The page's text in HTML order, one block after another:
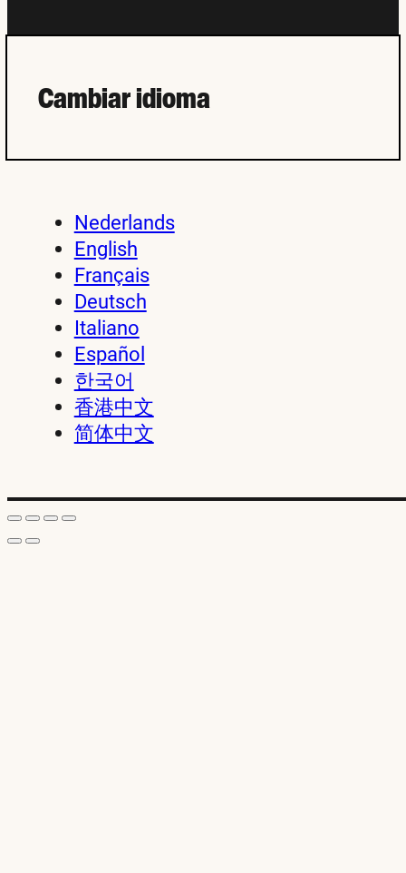
Cambiar idioma
Nederlands
English
Français
Deutsch
Italiano
Español
한국어
香港中文
简体中文